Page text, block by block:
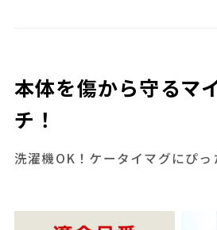
本体を傷から守るマ
チ！
洗濯機OK！ケータイマグにぴっ